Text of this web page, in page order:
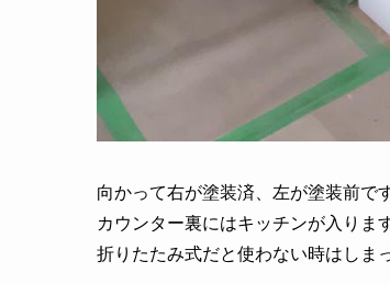
向かって右が塗装済、左が塗装前です
カウンター裏にはキッチンが入ります
折りたたみ式だと使わない時はしま